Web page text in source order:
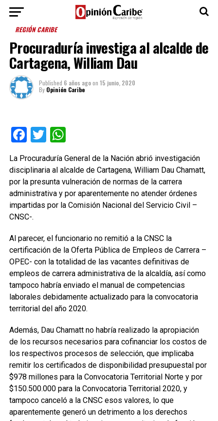
REGIÓN CARIBE
Procuraduría investiga al alcalde de
Cartagena, William Dau
Published 6 años agoon 15 junio, 2020
By Opinión Caribe
Facebook
TwitterWhatsApp
La Procuraduría General de la Nación abrió investigación
disciplinaria al alcalde de Cartagena, William Dau Chamatt,
por la presunta vulneración de normas de la carrera
administrativa y por aparentemente no atender órdenes
impartidas por la Comisión Nacional del Servicio Civil –
CNSC-.
Al parecer, el funcionario no remitió a la CNSC la
certificación de la Oferta Pública de Empleos de Carrera –
OPEC- con la totalidad de las vacantes definitivas de
empleos de carrera administrativa de la alcaldía, así como
tampoco habría enviado el manual de competencias
laborales debidamente actualizado para la convocatoria
territorial del año 2020.
Además, Dau Chamatt no habría realizado la apropiación
de los recursos necesarios para cofinanciar los costos de
los respectivos procesos de selección, que implicaba
remitir los certificados de disponibilidad presupuestal por
$978 millones para la Convocatoria Territorial Norte y por
$150.500.000 para la Convocatoria Territorial 2020, y
tampoco canceló a la CNSC esos valores, lo que
aparentemente generó un detrimento a los derechos